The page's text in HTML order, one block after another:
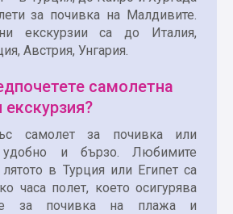
за почивка на Малдивите.
екскурзии са до Италия,
Австрия, Унгария.
самолетна
самолет за почивка или
и бързо. Любимите
в Турция или Египет са
часа полет, което осигурява
за почивка на плажа и